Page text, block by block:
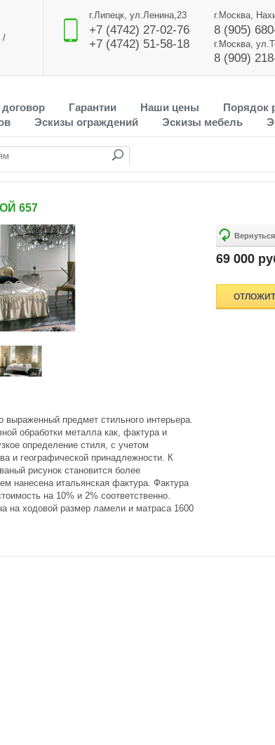
/
г.Липецк, ул.Ленина,23
+7 (4742) 27-02-76
+7 (4742) 51-58-18
г.Москва,
8 (905)
г.Москва,
8 (909)
Гарантии Наши цены Порядок
Эскизы ограждений Эскизы мебель
657
69 000
выраженный предмет стильного интерьера.
обработки металла как, фактура и
определение стиля, с учетом
и географической принадлежности. К
рисунок становится более
нанесена итальянская фактура. Фактура
на 10% и 2% соответственно.
на ходовой размер ламели и матраса 1600